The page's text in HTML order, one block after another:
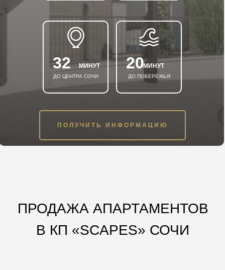
32 МИНУТ
ДО ЦЕНТРА СОЧИ
20МИНУТ
ДО ПОБЕРЕЖЬЯ
ПОЛУЧИТЬ ИНФОРМАЦИЮ
ПРОДАЖА АПАРТАМЕНТОВ
В КП «SCAPES» СОЧИ